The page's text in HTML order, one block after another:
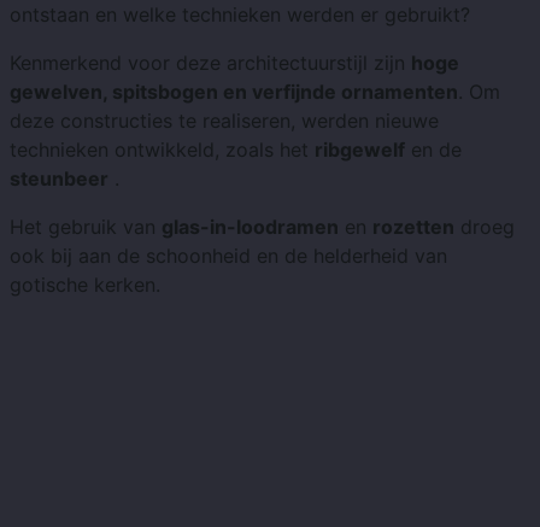
ontstaan ​​en welke technieken werden er gebruikt?
Kenmerkend voor deze architectuurstijl zijn hoge
gewelven, spitsbogen en verfijnde ornamenten. Om
deze constructies te realiseren, werden nieuwe
technieken ontwikkeld, zoals het ribgewelf en de
steunbeer .
Het gebruik van glas-in-loodramen en rozetten droeg
ook bij aan de schoonheid en de helderheid van
gotische kerken.